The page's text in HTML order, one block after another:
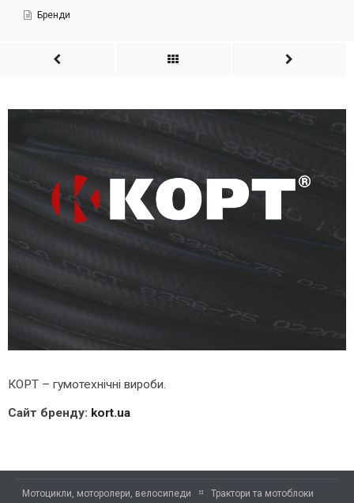
Бренди
КОРТ – гумотехнічні вироби.
Сайт бренду: kort.ua
Мотоцикли, моторолери, велосипеди Трактори та мотоблоки